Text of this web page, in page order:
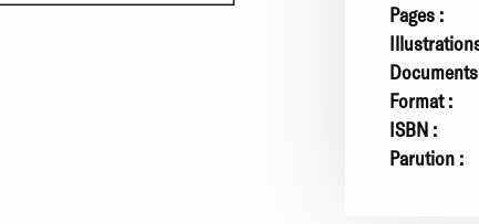
Pages :
Format :
ISBN :
Parution :